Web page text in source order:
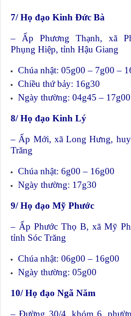
7/ Họ đạo Kinh Đức Bà
– Ấp Phương Thạnh, xã
Phụng Hiệp, tỉnh Hậu Giang
Chúa nhật: 05g00 – 7g00 –
Chiều thứ bảy: 16g30
Ngày thường: 04g45 – 17g00
8/ Họ đạo Kinh Lý
– Ấp Mới, xã Long Hưng,
Trăng
Chúa nhật: 6g00 – 16g00
Ngày thường: 17g30
9/ Họ đạo Mỹ Phước
– Ấp Phước Thọ B, xã Mỹ
tỉnh Sóc Trăng
Chúa nhật: 06g00 – 16g00
Ngày thường: 05g00
10/ Họ đạo Ngã Năm
– Đường 30/4, khóm 6,